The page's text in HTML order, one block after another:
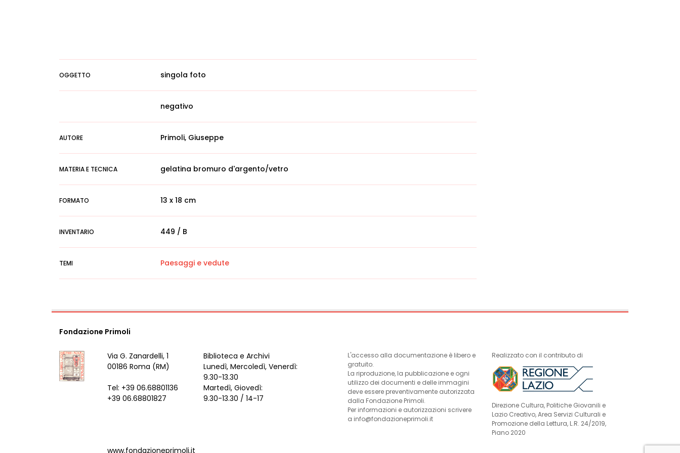
OGGETTO singola foto
negativo
AUTORE Primoli, Giuseppe
MATERIA E TECNICA gelatina bromuro d'argento/vetro
FORMATO 13 x 18 cm
INVENTARIO 449 / B
TEMI Paesaggi e vedute
Fondazione Primoli
Via G. Zanardelli, 1
00186 Roma (RM)
Tel: +39 06.68801136
+39 06.68801827
Biblioteca e Archivi
Lunedì, Mercoledì, Venerdì:
9.30-13.30
Martedì, Giovedì:
9.30-13.30 / 14-17
L'accesso alla documentazione è libero e
gratuito.
La riproduzione, la pubblicazione e ogni
utilizzo dei documenti e delle immagini
deve essere preventivamente autorizzata
dalla Fondazione Primoli.
Per informazioni e autorizzazioni scrivere
a info@fondazioneprimoli.it
Realizzato con il contributo di
Direzione Cultura, Politiche Giovanili e
Lazio Creativo, Area Servizi Culturali e
Promozione della Lettura, L.R. 24/2019,
Piano 2020
www.fondazioneprimoli.it